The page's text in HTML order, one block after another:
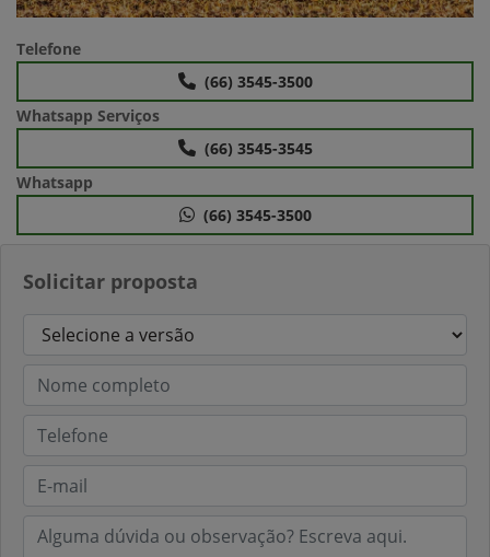
Solicitar proposta
Telefone
(66) 3545-3500
Whatsapp Serviços
(66) 3545-3545
Whatsapp
(66) 3545-3500